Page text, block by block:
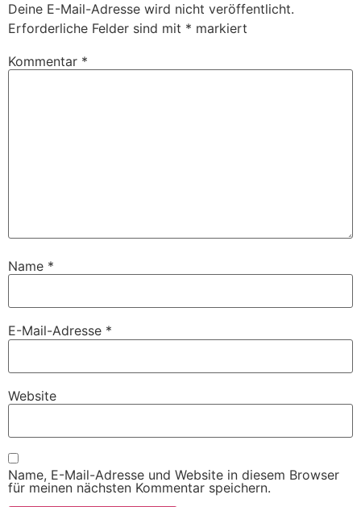
Deine E-Mail-Adresse wird nicht veröffentlicht.
Erforderliche Felder sind mit * markiert
Kommentar *
Name *
E-Mail-Adresse *
Website
Name, E-Mail-Adresse und Website in diesem Browser
für meinen nächsten Kommentar speichern.